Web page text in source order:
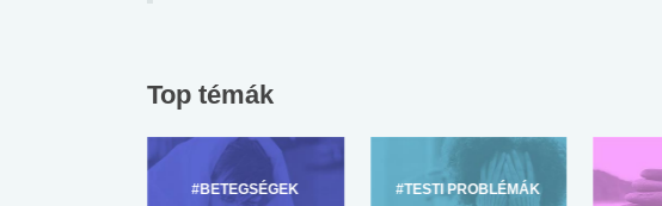
Top témák
#BETEGSÉGEK #TESTI PROBLÉMÁK